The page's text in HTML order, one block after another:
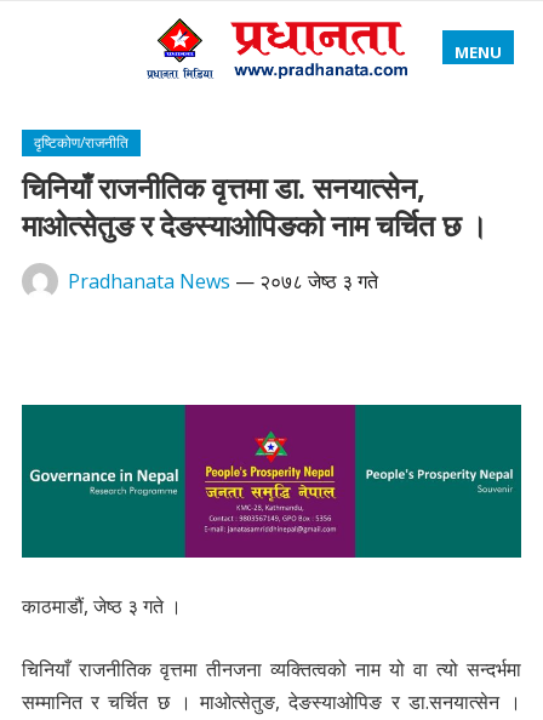
MENU
दृष्टिकोण/राजनीति
चिनियाँ राजनीतिक वृत्तमा डा. सनयात्सेन,
माओत्सेतुङ र देङस्याओपिङको नाम चर्चित छ ।
Pradhanata News — २०७८ जेष्ठ ३ गते
काठमाडौं, जेष्ठ ३ गते ।
चिनियाँ राजनीतिक वृत्तमा तीनजना व्यक्तित्वको नाम यो वा त्यो सन्दर्भमा
सम्मानित र चर्चित छ । माओत्सेतुङ, देङस्याओपिङ र डा.सनयात्सेन ।